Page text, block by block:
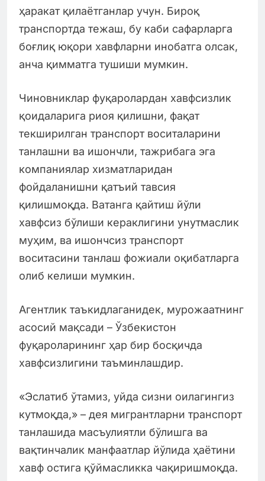
ҳаракат қилаётганлар учун. Бироқ
транспортда тежаш, бу каби сафарларга
боғлиқ юқори хавфларни инобатга олсак,
анча қимматга тушиши мумкин.
Чиновниклар фуқаролардан хавфсизлик
қоидаларига риоя қилишни, фақат
текширилган транспорт воситаларини
танлашни ва ишончли, тажрибага эга
компаниялар хизматларидан
фойдаланишни қатъий тавсия
қилишмоқда. Ватанга қайтиш йўли
хавфсиз бўлиши кераклигини унутмаслик
муҳим, ва ишончсиз транспорт
воситасини танлаш фожиали оқибатларга
олиб келиши мумкин.
Агентлик таъкидлаганидек, мурожаатнинг
асосий мақсади – Ўзбекистон
фуқароларининг ҳар бир босқичда
хавфсизлигини таъминлашдир.
«Эслатиб ўтамиз, уйда сизни оилагингиз
кутмоқда,» – дея мигрантларни транспорт
танлашида масъулиятли бўлишга ва
вақтинчалик манфаатлар йўлида ҳаётини
хавф остига қўймасликка чақиришмоқда.